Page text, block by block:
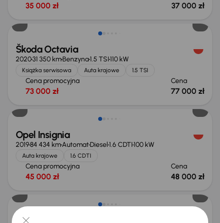
35 000 zł 37 000 zł
Škoda Octavia
202031 350 kmBenzyna1.5 TSI110 kW
Książka serwisowa Auta krajowe 1.5 TSI
Cena promocyjna
73 000 zł
Cena
77 000 zł
Opel Insignia
201984 434 kmAutomatDiesel1.6 CDTI100 kW
Auta krajowe 1.6 CDTI
Cena promocyjna
45 000 zł
Cena
48 000 zł
Škoda Octavia